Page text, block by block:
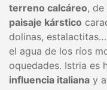
terreno calcáreo, de
paisaje kárstico
dolinas,
el agua de los ríos
oquedades. Istria es
influencia italiana y